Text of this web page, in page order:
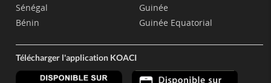
Sénégal
Bénin
Guinée
Guinée Equatorial
Télécharger l'application KOACI